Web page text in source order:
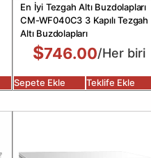
En İyi Tezgah Altı Buzdolapları
CM-WF040C3 3 Kapılı Tezgah
Altı Buzdolapları
$746.00/Her biri
Sepete Ekle Teklife Ekle